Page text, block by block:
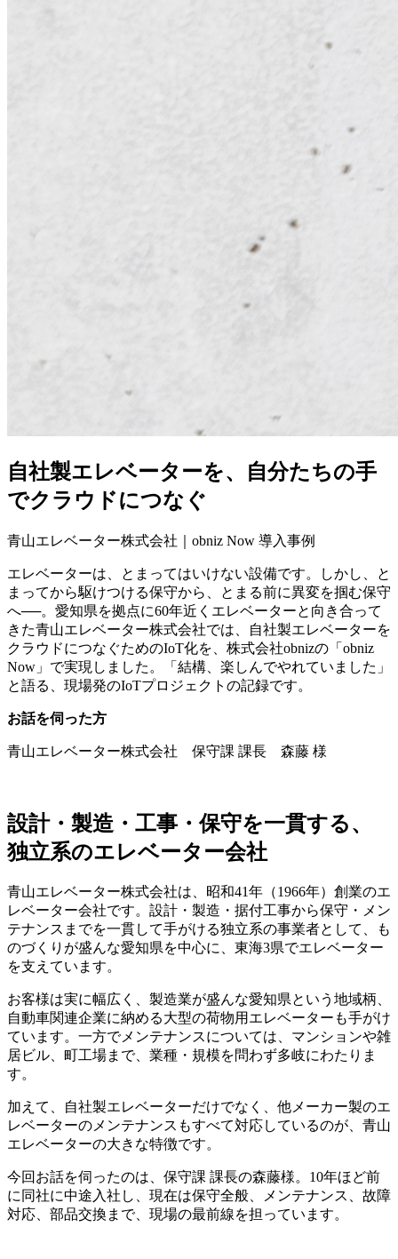
自社製エレベーターを、自分たちの手
でクラウドにつなぐ
青山エレベーター株式会社｜obniz Now 導入事例
エレベーターは、とまってはいけない設備です。しかし、と
まってから駆けつける保守から、とまる前に異変を掴む保守
へ──。愛知県を拠点に60年近くエレベーターと向き合って
きた青山エレベーター株式会社では、自社製エレベーターを
クラウドにつなぐためのIoT化を、株式会社obnizの「obniz
Now」で実現しました。「結構、楽しんでやれていました」
と語る、現場発のIoTプロジェクトの記録です。
お話を伺った方
青山エレベーター株式会社 保守課 課長 森藤 様
設計・製造・工事・保守を一貫する、
独立系のエレベーター会社
青山エレベーター株式会社は、昭和41年（1966年）創業のエ
レベーター会社です。設計・製造・据付工事から保守・メン
テナンスまでを一貫して手がける独立系の事業者として、も
のづくりが盛んな愛知県を中心に、東海3県でエレベーター
を支えています。
お客様は実に幅広く、製造業が盛んな愛知県という地域柄、
自動車関連企業に納める大型の荷物用エレベーターも手がけ
ています。一方でメンテナンスについては、マンションや雑
居ビル、町工場まで、業種・規模を問わず多岐にわたりま
す。
加えて、自社製エレベーターだけでなく、他メーカー製のエ
レベーターのメンテナンスもすべて対応しているのが、青山
エレベーターの大きな特徴です。
今回お話を伺ったのは、保守課 課長の森藤様。10年ほど前
に同社に中途入社し、現在は保守全般、メンテナンス、故障
対応、部品交換まで、現場の最前線を担っています。